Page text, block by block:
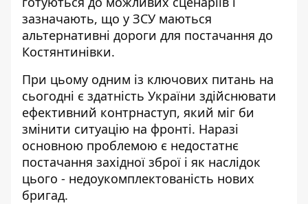
зазначають, що у ЗСУ маються
альтернативні дороги для постачання до
Костянтинівки.
При цьому одним із ключових питань на
сьогодні є здатність України здійснювати
ефективний контрнаступ, який міг би
змінити ситуацію на фронті. Наразі
основною проблемою є недостатнє
постачання західної зброї і як наслідок
цього - недоукомплектованість нових
бригад.